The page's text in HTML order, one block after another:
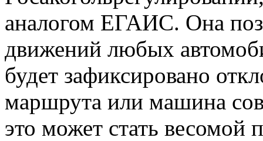
аналогом ЕГАИС. Она
движений любых
будет зафиксировано
маршрута или машина
это может стать весомой